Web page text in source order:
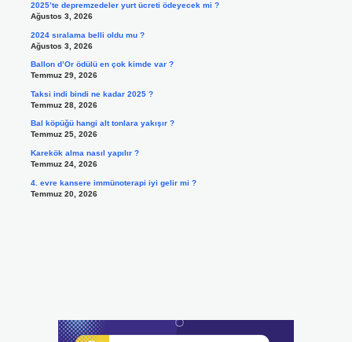
2025’te depremzedeler yurt ücreti ödeyecek mi ?
Ağustos 3, 2026
2024 sıralama belli oldu mu ?
Ağustos 3, 2026
Ballon d’Or ödülü en çok kimde var ?
Temmuz 29, 2026
Taksi indi bindi ne kadar 2025 ?
Temmuz 28, 2026
Bal köpüğü hangi alt tonlara yakışır ?
Temmuz 25, 2026
Karekök alma nasıl yapılır ?
Temmuz 24, 2026
4. evre kansere immünoterapi iyi gelir mi ?
Temmuz 20, 2026